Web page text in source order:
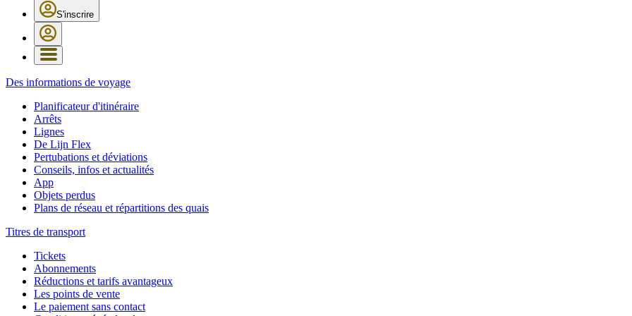
S'inscrire
Des informations de voyage
Planificateur d'itinéraire
Arrêts
Lignes
De Lijn Flex
Pertubations et déviations
Conseils, infos et actualités
App
Objets perdus
Plans de réseau et répartitions des quais
Titres de transport
Tickets
Abonnements
Réductions et tarifs avantageux
Les points de vente
Le paiement sans contact